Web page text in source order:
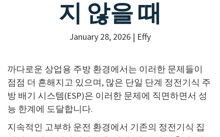
지 않을 때
January 28, 2026 | Effy
까다로운 상업용 주방 환경에서는 이러한 문제들이
점점 더 흔해지고 있으며, 많은 단일 단계 정전기식 주
방 배기 시스템(ESP)은 이러한 문제에 직면하면서 성
능 한계에 도달합니다.
지속적인 고부하 운전 환경에서 기존의 정전기식 집